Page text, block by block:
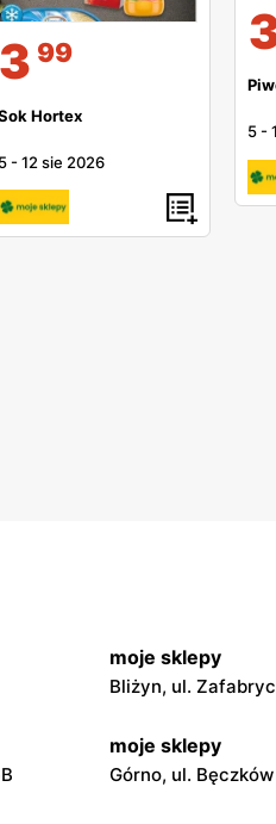
3 99
Hortex
5 -12 sie 2026
5 -
moje sklepy
Bliżyn, ul.
moje sklepy
Górno, ul.